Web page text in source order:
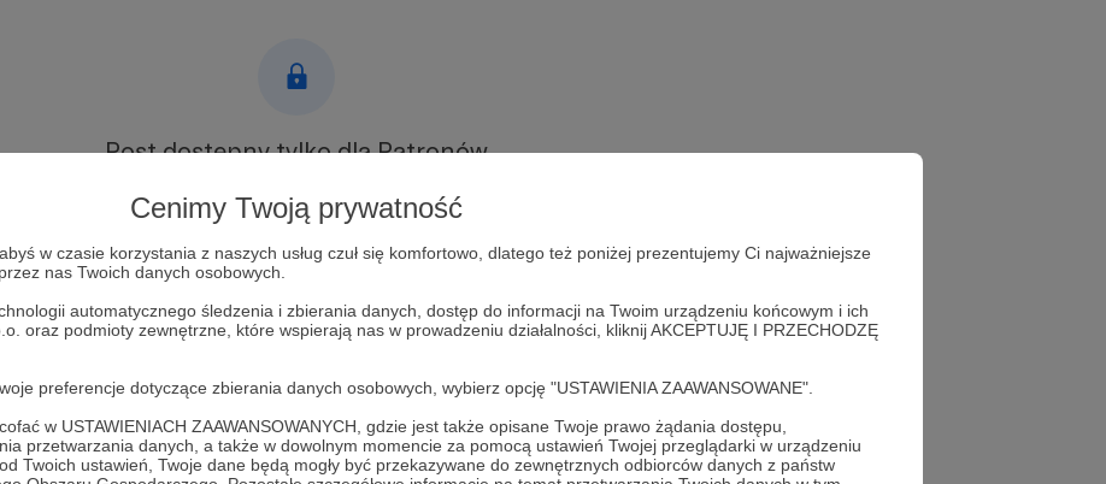
Cenimy Twoją prywatność
w czasie korzystania z naszych usług czuł się komfortowo, dlatego też poniżej prezentujemy Ci najważniejsze
nas Twoich danych osobowych.
automatycznego śledzenia i zbierania danych, dostęp do informacji na Twoim urządzeniu końcowym i ich
oraz podmioty zewnętrzne, które wspierają nas w prowadzeniu działalności, kliknij AKCEPTUJĘ I PRZECHODZĘ
preferencje dotyczące zbierania danych osobowych, wybierz opcję "USTAWIENIA ZAAWANSOWANE".
w USTAWIENIACH ZAAWANSOWANYCH, gdzie jest także opisane Twoje prawo żądania dostępu,
przetwarzania danych, a także w dowolnym momencie za pomocą ustawień Twojej przeglądarki w urządzeniu
Twoich ustawień, Twoje dane będą mogły być przekazywane do zewnętrznych odbiorców danych z państw
Post dostępny tylko dla Patronów
Aby zobaczyć ten materiał musisz być zalogowany
Zostań Patronem
Zaloguj się
#oszustwonawnuczka #prywatyzacjaprzychodni #poronin #zakopane